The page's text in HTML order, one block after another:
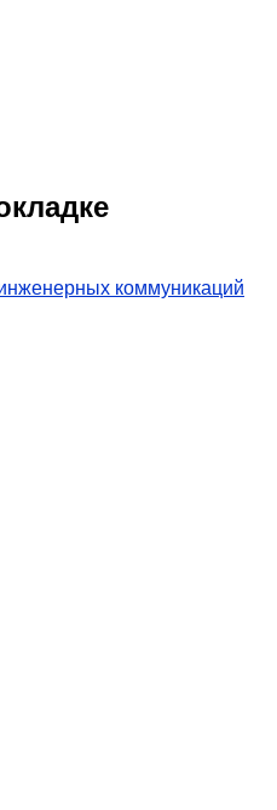
коммуникаций